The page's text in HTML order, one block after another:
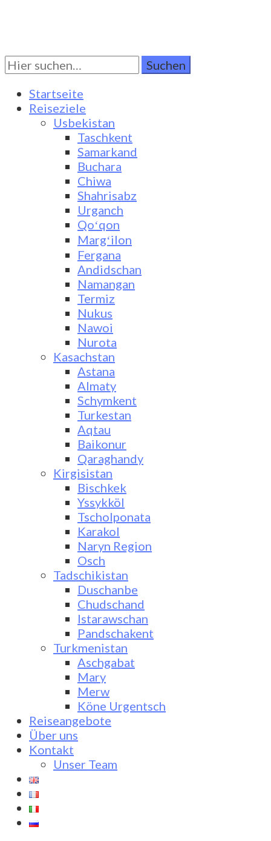
Turkestan Travel
Discover Central Asia
Suchen
Sie
nach:Startseite
Reiseziele
Usbekistan
Taschkent
Samarkand
Buchara
Chiwa
Shahrisabz
Urganch
Qoʻqon
Margʻilon
Fergana
Andidschan
Namangan
Termiz
Nukus
Nawoi
Nurota
Kasachstan
Astana
Almaty
Schymkent
Turkestan
Aqtau
Baikonur
Qaraghandy
Kirgisistan
Bischkek
Yssykköl
Tscholponata
Karakol
Naryn Region
Osch
Tadschikistan
Duschanbe
Chudschand
Istarawschan
Pandschakent
Turkmenistan
Aschgabat
Mary
Merw
Köne Urgentsch
Reiseangebote
Über uns
Kontakt
Unser Team